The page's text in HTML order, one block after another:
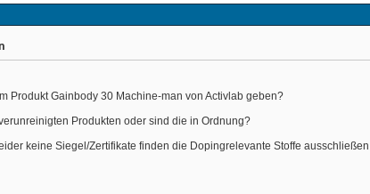
Produkt Gainbody 30 Machine-man von Activlab geben?
Produkten oder sind die in Ordnung?
keine Siegel/Zertifikate finden die Dopingrelevante Stoffe